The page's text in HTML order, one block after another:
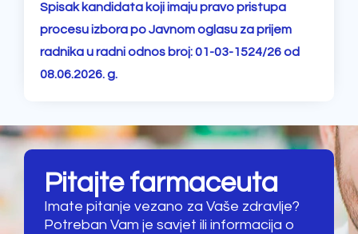
Spisak kandidata koji imaju pravo pristupa
procesu izbora po Javnom oglasu za prijem
radnika u radni odnos broj: 01-03-1524/26 od
08.06.2026. g.
Pitajte farmaceuta
Imate pitanje vezano za Vaše zdravlje?
Potreban Vam je savjet ili informacija o